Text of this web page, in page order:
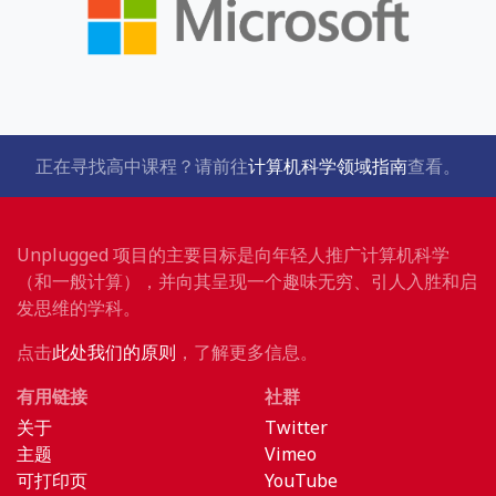
正在寻找高中课程？请前往计算机科学领域指南查看。
Unplugged 项目的主要目标是向年轻人推广计算机科学
（和一般计算），并向其呈现一个趣味无穷、引人入胜和启
发思维的学科。
点击此处我们的原则 ，了解更多信息。
有用链接
关于
主题
可打印页
社群
Twitter
Vimeo
YouTube